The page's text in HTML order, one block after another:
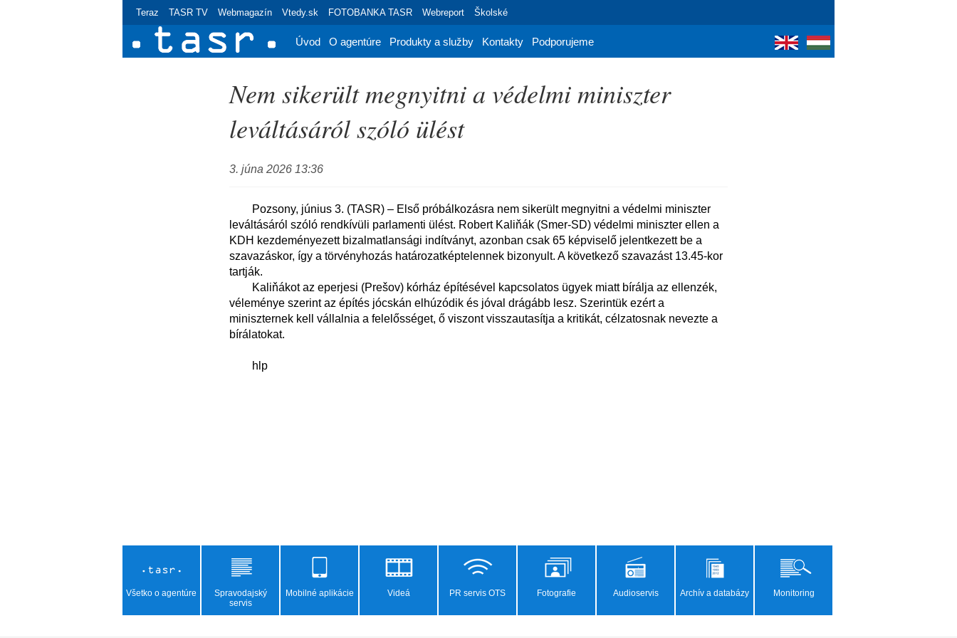
Teraz TASR TV Webmagazín Vtedy.sk FOTOBANKA TASR Webreport Školské
Úvod O agentúre Produkty a služby Kontakty Podporujeme
Nem sikerült megnyitni a védelmi miniszter
leváltásáról szóló ülést
3. júna 2026 13:36
leváltásáról szóló rendkívüli parlamenti ülést. Robert Kaliňák (Smer-SD) védelmi miniszter ellen a
KDH kezdeményezett bizalmatlansági indítványt, azonban csak 65 képviselő jelentkezett be a
szavazáskor, így a törvényhozás határozatképtelennek bizonyult. A következő szavazást 13.45-kor
tartják.
véleménye szerint az építés jócskán elhúzódik és jóval drágább lesz. Szerintük ezért a
miniszternek kell vállalnia a felelősséget, ő viszont visszautasítja a kritikát, célzatosnak nevezte a
bírálatokat.
Všetko o agentúre
Spravodajský
servis
Mobilné aplikácie Videá PR servis OTS Fotografie Audioservis Archív a databázy Monitoring